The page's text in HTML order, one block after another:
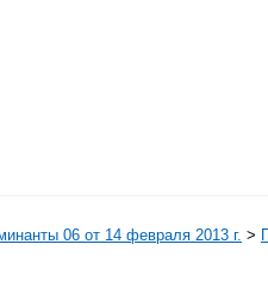
06 от 14 февраля 2013 г. >